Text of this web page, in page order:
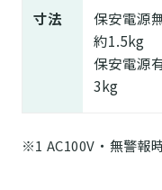
寸法
保安電
約1.5kg
保安電
3kg
※1 AC100V・無警報